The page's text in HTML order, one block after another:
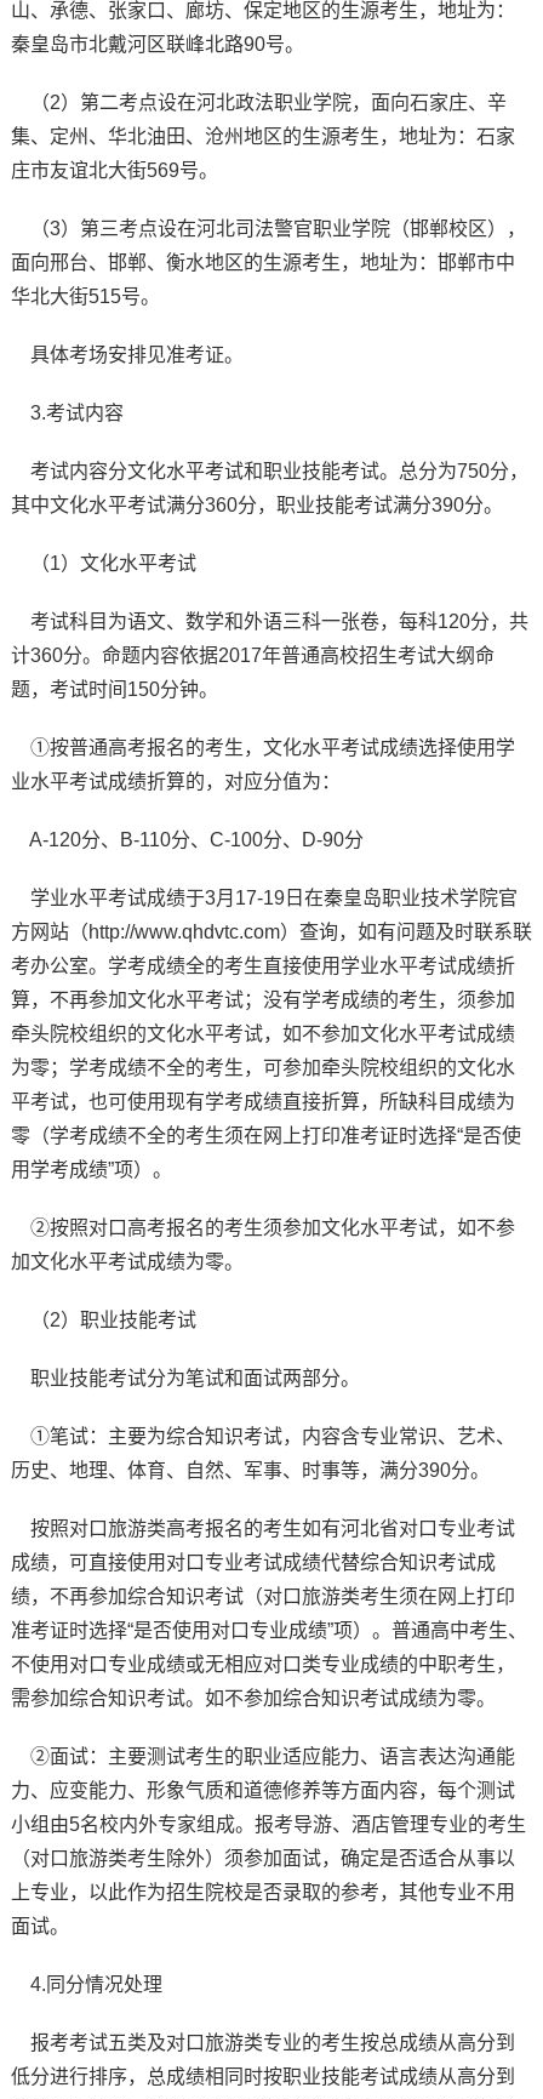
山、承德、张家口、廊坊、保定地区的生源考生，地址为：
秦皇岛市北戴河区联峰北路90号。
（2）第二考点设在河北政法职业学院，面向石家庄、辛
集、定州、华北油田、沧州地区的生源考生，地址为：石家
庄市友谊北大街569号。
（3）第三考点设在河北司法警官职业学院（邯郸校区），
面向邢台、邯郸、衡水地区的生源考生，地址为：邯郸市中
华北大街515号。
具体考场安排见准考证。
3.考试内容
考试内容分文化水平考试和职业技能考试。总分为750分，
其中文化水平考试满分360分，职业技能考试满分390分。
（1）文化水平考试
考试科目为语文、数学和外语三科一张卷，每科120分，共
计360分。命题内容依据2017年普通高校招生考试大纲命
题，考试时间150分钟。
①按普通高考报名的考生，文化水平考试成绩选择使用学
业水平考试成绩折算的，对应分值为：
A-120分、B-110分、C-100分、D-90分
学业水平考试成绩于3月17-19日在秦皇岛职业技术学院官
方网站（http://www.qhdvtc.com）查询，如有问题及时联系联
考办公室。学考成绩全的考生直接使用学业水平考试成绩折
算，不再参加文化水平考试；没有学考成绩的考生，须参加
牵头院校组织的文化水平考试，如不参加文化水平考试成绩
为零；学考成绩不全的考生，可参加牵头院校组织的文化水
平考试，也可使用现有学考成绩直接折算，所缺科目成绩为
零（学考成绩不全的考生须在网上打印准考证时选择“是否使
用学考成绩”项）。
②按照对口高考报名的考生须参加文化水平考试，如不参
加文化水平考试成绩为零。
（2）职业技能考试
职业技能考试分为笔试和面试两部分。
①笔试：主要为综合知识考试，内容含专业常识、艺术、
历史、地理、体育、自然、军事、时事等，满分390分。
按照对口旅游类高考报名的考生如有河北省对口专业考试
成绩，可直接使用对口专业考试成绩代替综合知识考试成
绩，不再参加综合知识考试（对口旅游类考生须在网上打印
准考证时选择“是否使用对口专业成绩”项）。普通高中考生、
不使用对口专业成绩或无相应对口类专业成绩的中职考生，
需参加综合知识考试。如不参加综合知识考试成绩为零。
②面试：主要测试考生的职业适应能力、语言表达沟通能
力、应变能力、形象气质和道德修养等方面内容，每个测试
小组由5名校内外专家组成。报考导游、酒店管理专业的考生
（对口旅游类考生除外）须参加面试，确定是否适合从事以
上专业，以此作为招生院校是否录取的参考，其他专业不用
面试。
4.同分情况处理
报考考试五类及对口旅游类专业的考生按总成绩从高分到
低分进行排序，总成绩相同时按职业技能考试成绩从高分到